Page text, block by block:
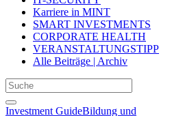
Karriere in MINT
SMART INVESTMENTS
CORPORATE HEALTH
VERANSTALTUNGSTIPP
Alle Beiträge | Archiv
Investment GuideBildung und